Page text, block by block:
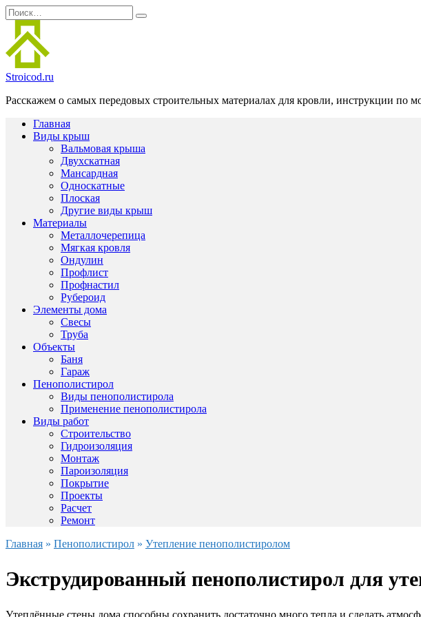
Перейти
к
содержанию
Search
for:
Stroicod.ru
Расскажем о самых передовых строительных материалах для кровли, инструкции по
Главная
Виды крыш
Вальмовая крыша
Двухскатная
Мансардная
Односкатные
Плоская
Другие виды крыш
Материалы
Металлочерепица
Мягкая кровля
Ондулин
Профлист
Профнастил
Рубероид
Элементы дома
Свесы
Труба
Объекты
Баня
Гараж
Пенополистирол
Виды пенополистирола
Применение пенополистирола
Виды работ
Строительство
Гидроизоляция
Монтаж
Пароизоляция
Покрытие
Проекты
Расчет
Ремонт
Главная » Пенополистирол » Утепление пенополистиролом
Экструдированный пенополистирол для